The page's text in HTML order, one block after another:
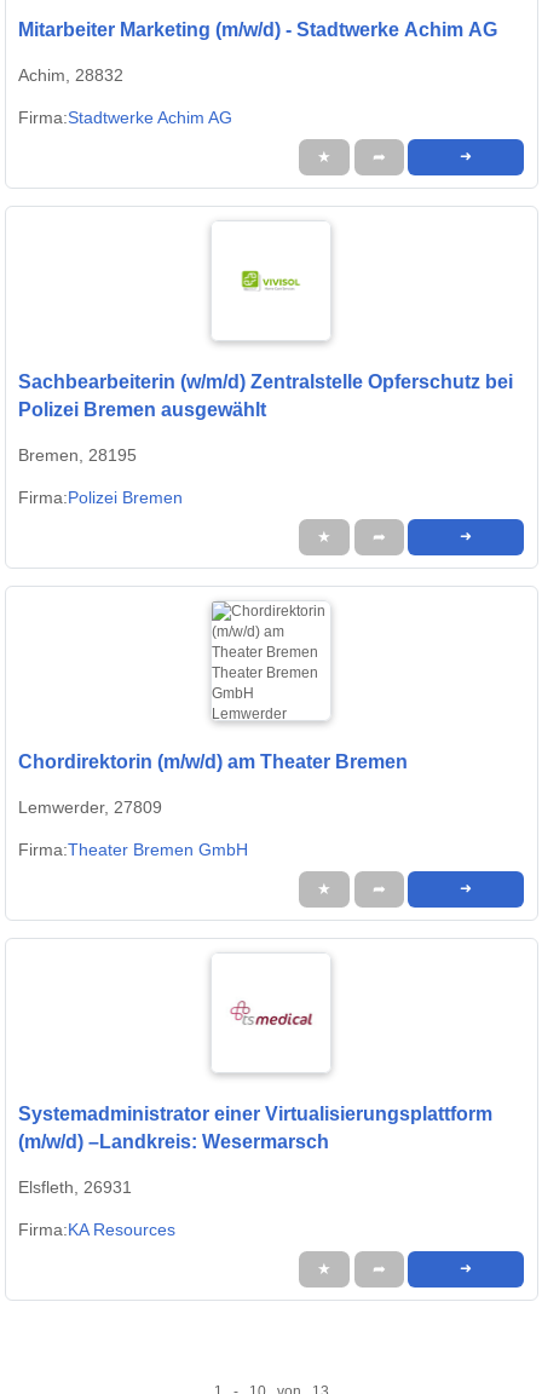
Mitarbeiter Marketing (m/w/d) - Stadtwerke Achim AG
Achim, 28832
Firma:Stadtwerke Achim AG
★ ➦ ➜
Sachbearbeiterin (w/m/d) Zentralstelle Opferschutz bei
Polizei Bremen ausgewählt
Bremen, 28195
Firma:Polizei Bremen
★ ➦ ➜
Chordirektorin (m/w/d) am Theater Bremen
Lemwerder, 27809
Firma:Theater Bremen GmbH
★ ➦ ➜
Systemadministrator einer Virtualisierungsplattform
(m/w/d) –Landkreis: Wesermarsch
Elsfleth, 26931
Firma:KA Resources
★ ➦ ➜